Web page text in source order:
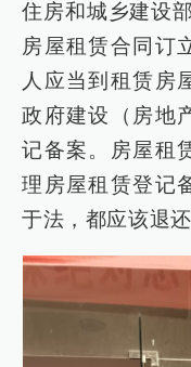
住房和城乡建设
房屋租赁合同订
人应当到租赁房
政府建设（房地
记备案。房屋租
理房屋租赁登记
于法，都应该退还